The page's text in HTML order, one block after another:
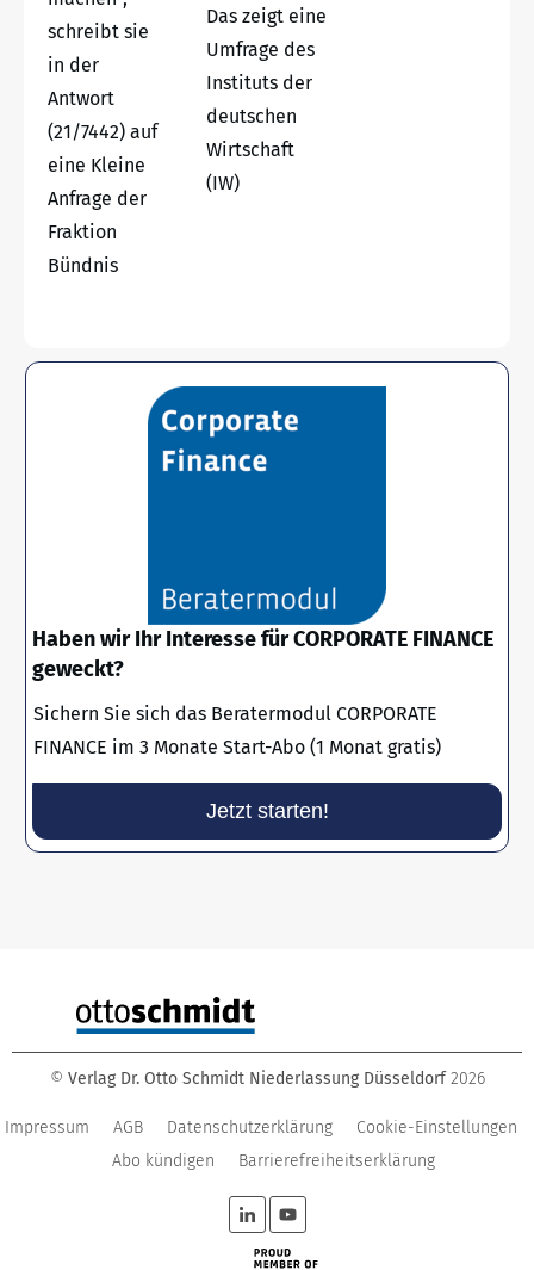
schreibt sie
in der
Antwort
(21/7442) auf
eine Kleine
Anfrage der
Fraktion
Bündnis
Das zeigt eine
Umfrage des
Instituts der
deutschen
Wirtschaft
(IW)
Haben wir Ihr Interesse für CORPORATE FINANCE
geweckt?
Sichern Sie sich das Beratermodul CORPORATE
FINANCE im 3 Monate Start-Abo (1 Monat gratis)
Jetzt starten!
© Verlag Dr. Otto Schmidt Niederlassung Düsseldorf 2026
Impressum AGB Datenschutzerklärung
Cookie-Einstellungen
Abo kündigen
Barrierefreiheitserklärung